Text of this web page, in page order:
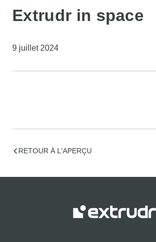
Extrudr in space
9 juillet 2024
RETOUR À L'APERÇU